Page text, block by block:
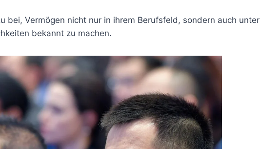
bei, Vermögen nicht nur in ihrem Berufsfeld, sondern auch unter
bekannt zu machen.